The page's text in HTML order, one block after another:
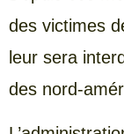
des victimes
leur sera
des nord-